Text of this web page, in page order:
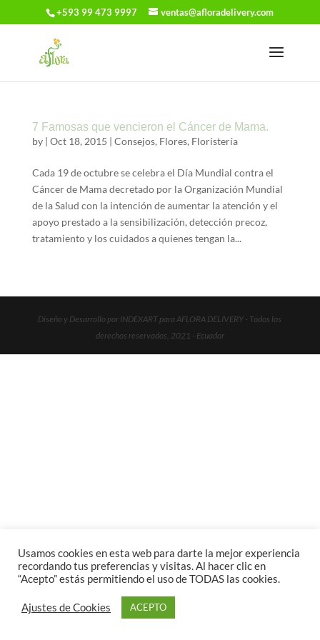
+593 99 473 9997 ventas@afloradelivery.com
7 Famosas que vencieron el Cáncer de Mama.
by | Oct 18, 2015 | Consejos, Flores, Floristería
Cada 19 de octubre se celebra el Día Mundial contra el
Cáncer de Mama decretado por la Organización Mundial
de la Salud con la intención de aumentar la atención y el
apoyo prestado a la sensibilización, detección precoz,
tratamiento y los cuidados a quienes tengan la...
Diseño y Desarrollo por INDEXART para AFLORA DELIVERY - Todos los
derechos reservados, 2021 - Ecuador
Usamos cookies en esta web para darte la mejor experiencia
recordando tus preferencias y visitas. Al hacer clic en
“Acepto” estás permitiendo el uso de TODAS las cookies.
Ajustes de Cookies ACEPTO